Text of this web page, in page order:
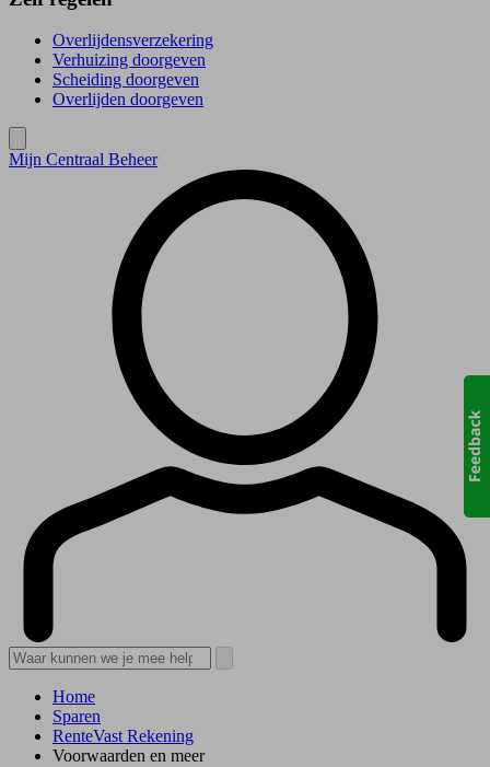
Overlijdensverzekering
Verhuizing doorgeven
Scheiding doorgeven
Overlijden doorgeven
Mijn Centraal Beheer
Home
Sparen
RenteVast Rekening
Voorwaarden en meer